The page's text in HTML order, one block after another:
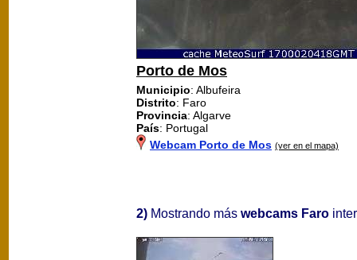
Porto de Mos
Municipio: Albufeira
Distrito: Faro
Provincia: Algarve
País: Portugal
Webcam Porto de Mos (ver en el mapa)
2) Mostrando más webcams Faro